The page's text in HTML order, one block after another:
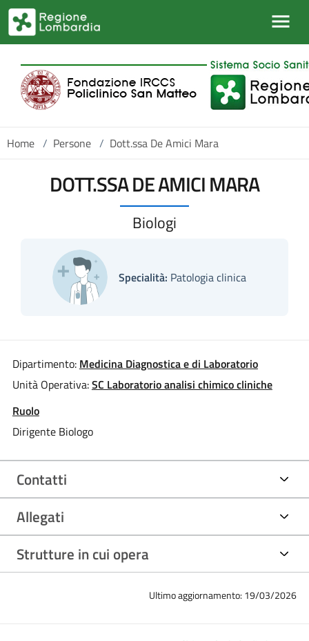
Salta al contenuto principale
Home / Persone / Dott.ssa De Amici Mara
DOTT.SSA DE AMICI MARA
Biologi
Specialità: Patologia clinica
Dipartimento: Medicina Diagnostica e di Laboratorio
Unità Operativa:SC Laboratorio analisi chimico cliniche
Ruolo
Dirigente Biologo
Contatti
Allegati
Strutture in cui opera
Ultimo aggiornamento: 19/03/2026